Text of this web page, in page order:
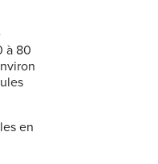
à 80
en